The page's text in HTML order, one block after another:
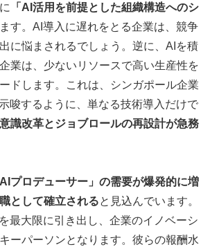
「AI活用を前提とした組織構造へのシ
す。AI導入に遅れをとる企業は、競争
に悩まされるでしょう。逆に、AIを積
業は、少ないリソースで高い生産性を
ドします。これは、シンガポール企業
唆するように、単なる技術導入だけで
識改革とジョブロールの再設計が急務
AIプロデューサー」の需要が爆発的に増
として確立されると見込んでいます。
最大限に引き出し、企業のイノベーシ
ーパーソンとなります。彼らの報酬水